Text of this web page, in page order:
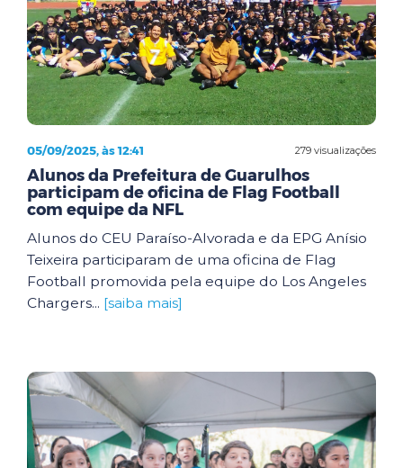
279 visualizações
05/09/2025, às 12:41
Alunos da Prefeitura de Guarulhos
participam de oficina de Flag Football
com equipe da NFL
Alunos do CEU Paraíso-Alvorada e da EPG Anísio
Teixeira participaram de uma oficina de Flag
Football promovida pela equipe do Los Angeles
Chargers... [saiba mais]